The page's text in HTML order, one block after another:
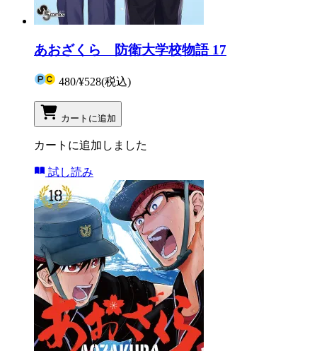
あおざくら 防衛大学校物語 17
480/¥528(税込)
カートに追加
カートに追加しました
試し読み